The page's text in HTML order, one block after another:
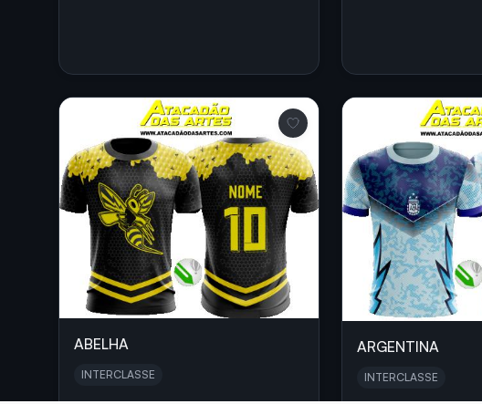
ABELHA
INTERCLASSE
ARGENTINA
INTERCLASSE